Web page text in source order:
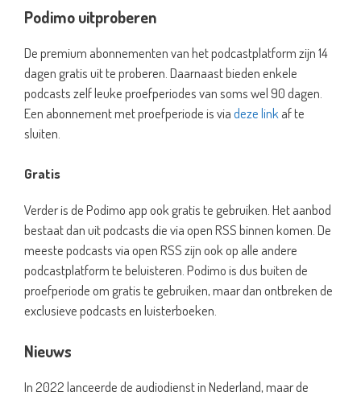
Podimo uitproberen
De premium abonnementen van het podcastplatform zijn 14
dagen gratis uit te proberen. Daarnaast bieden enkele
podcasts zelf leuke proefperiodes van soms wel 90 dagen.
Een abonnement met proefperiode is viadeze link af te
sluiten.
Gratis
Verder is de Podimo app ook gratis te gebruiken. Het aanbod
bestaat dan uit podcasts die via open RSS binnen komen. De
meeste podcasts via open RSS zijn ook op alle andere
podcastplatform te beluisteren. Podimo is dus buiten de
proefperiode om gratis te gebruiken, maar dan ontbreken de
exclusieve podcasts en luisterboeken.
Nieuws
In 2022 lanceerde de audiodienst in Nederland, maar de